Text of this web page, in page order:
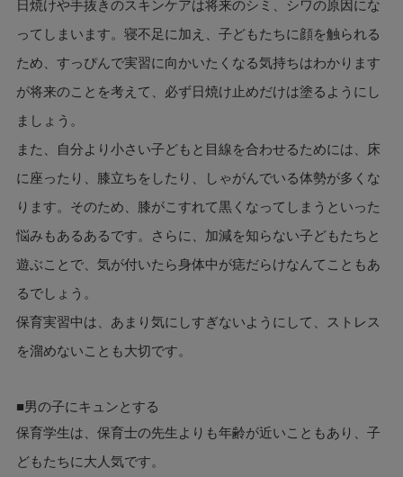
ってしまいます。寝不足に加え、子どもたちに顔を触られる
ため、すっぴんで実習に向かいたくなる気持ちはわかります
が将来のことを考えて、必ず日焼け止めだけは塗るようにし
ましょう。
また、自分より小さい子どもと目線を合わせるためには、床
に座ったり、膝立ちをしたり、しゃがんでいる体勢が多くな
ります。そのため、膝がこすれて黒くなってしまうといった
悩みもあるあるです。さらに、加減を知らない子どもたちと
遊ぶことで、気が付いたら身体中が痣だらけなんてこともあ
るでしょう。
保育実習中は、あまり気にしすぎないようにして、ストレス
を溜めないことも大切です。
■男の子にキュンとする
保育学生は、保育士の先生よりも年齢が近いこともあり、子
どもたちに大人気です。